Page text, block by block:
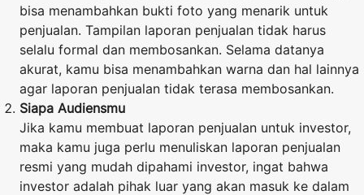
bisa menambahkan bukti foto yang menarik untuk
penjualan. Tampilan laporan penjualan tidak harus
selalu formal dan membosankan. Selama datanya
akurat, kamu bisa menambahkan warna dan hal lainnya
agar laporan penjualan tidak terasa membosankan.
Siapa Audiensmu
Jika kamu membuat laporan penjualan untuk investor,
maka kamu juga perlu menuliskan laporan penjualan
resmi yang mudah dipahami investor, ingat bahwa
investor adalah pihak luar yang akan masuk ke dalam